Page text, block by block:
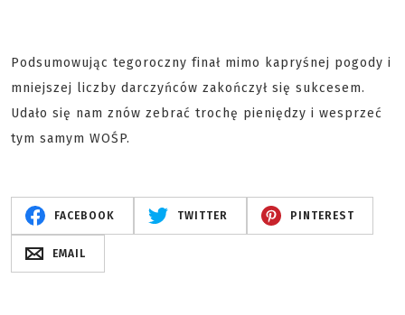
Podsumowując tegoroczny finał mimo kapryśnej pogody i
mniejszej liczby darczyńców zakończył się sukcesem.
Udało się nam znów zebrać trochę pieniędzy i wesprzeć
tym samym WOŚP.
FACEBOOK TWITTER PINTEREST
EMAIL